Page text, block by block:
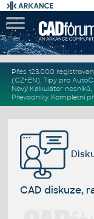
Přes 123.000
(CZ+EN). Tipy pro
Nový Kalkulátor nosníků,
Převodníky. Kompletní
CAD diskuze,